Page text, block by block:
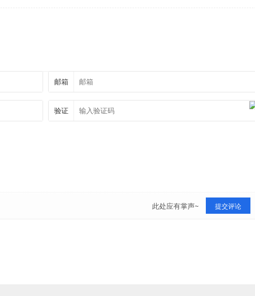
邮箱
验证
此处应有掌声~ 提交评论